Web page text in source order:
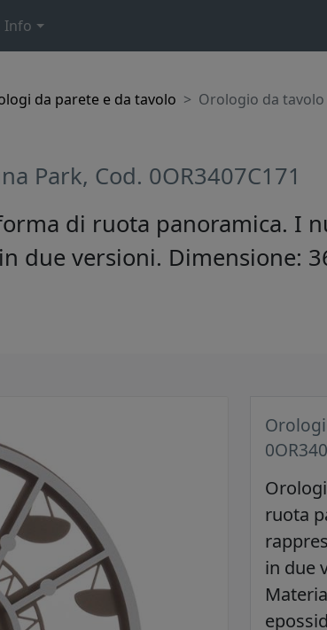
Info
da parete e da tavolo Orologio da tavolo
Park, Cod. 0OR3407C171
di ruota panoramica. I
due versioni. Dimensione:
ruota
in due